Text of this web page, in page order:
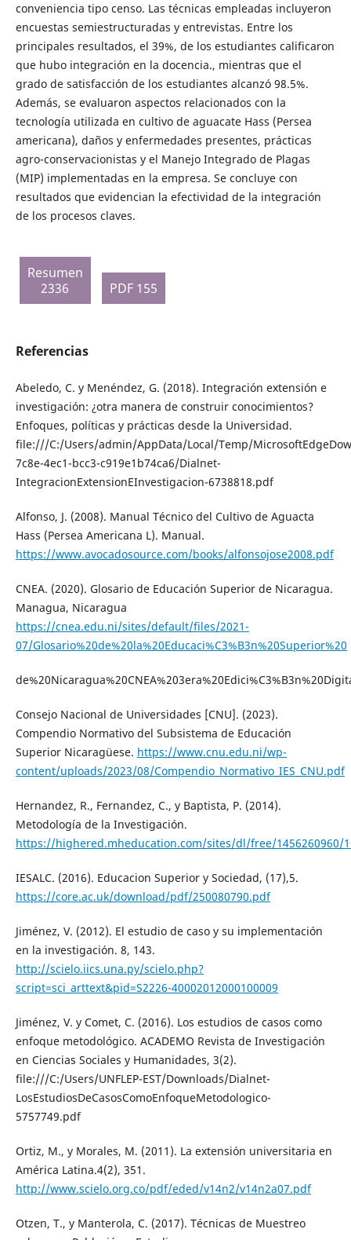
conveniencia tipo censo. Las técnicas empleadas incluyeron
encuestas semiestructuradas y entrevistas. Entre los
principales resultados, el 39%, de los estudiantes calificaron
que hubo integración en la docencia., mientras que el
grado de satisfacción de los estudiantes alcanzó 98.5%.
Además, se evaluaron aspectos relacionados con la
tecnología utilizada en cultivo de aguacate Hass (Persea
americana), daños y enfermedades presentes, prácticas
agro-conservacionistas y el Manejo Integrado de Plagas
(MIP) implementadas en la empresa. Se concluye con
resultados que evidencian la efectividad de la integración
de los procesos claves.
Resumen
2336
PDF 155
Referencias
Abeledo, C. y Menéndez, G. (2018). Integración extensión e
investigación: ¿otra manera de construir conocimientos?
Enfoques, políticas y prácticas desde la Universidad.
file:///C:/Users/admin/AppData/Local/Temp/
7c8e-4ec1-bcc3-c919e1b74ca6/Dialnet-
IntegracionExtensionEInvestigacion-6738818.pdf
Alfonso, J. (2008). Manual Técnico del Cultivo de Aguacta
Hass (Persea Americana L). Manual.
https://www.avocadosource.com/books/alfonsojose2008.pdf
CNEA. (2020). Glosario de Educación Superior de Nicaragua.
Managua, Nicaragua
https://cnea.edu.ni/sites/default/files/2021-
07/Glosario%20de%20la%20Educaci%C3%B3n%20Superior%20
Consejo Nacional de Universidades [CNU]. (2023).
Compendio Normativo del Subsistema de Educación
Superior Nicaragüese. https://www.cnu.edu.ni/wp-
content/uploads/2023/08/Compendio_Normativo_IES_CNU.pdf
Hernandez, R., Fernandez, C., y Baptista, P. (2014).
Metodología de la Investigación.
https://highered.mheducation.com/sites/dl/free/1456260960/
IESALC. (2016). Educacion Superior y Sociedad, (17),5.
https://core.ac.uk/download/pdf/250080790.pdf
Jiménez, V. (2012). El estudio de caso y su implementación
en la investigación. 8, 143.
http://scielo.iics.una.py/scielo.php?
script=sci_arttext&pid=S2226-40002012000100009
Jiménez, V. y Comet, C. (2016). Los estudios de casos como
enfoque metodológico. ACADEMO Revista de Investigación
en Ciencias Sociales y Humanidades, 3(2).
file:///C:/Users/UNFLEP-EST/Downloads/Dialnet-
LosEstudiosDeCasosComoEnfoqueMetodologico-
5757749.pdf
Ortiz, M., y Morales, M. (2011). La extensión universitaria en
América Latina.4(2), 351.
http://www.scielo.org.co/pdf/eded/v14n2/v14n2a07.pdf
Otzen, T., y Manterola, C. (2017). Técnicas de Muestreo